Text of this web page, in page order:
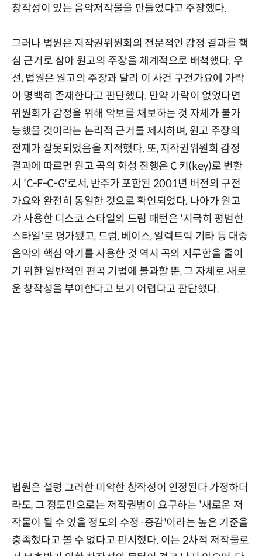
창작성이 있는 음악저작물을 만들었다고 주장했다.
그러나 법원은 저작권위원회의 전문적인 감정 결과를 핵
심 근거로 삼아 원고의 주장을 체계적으로 배척했다. 우
선, 법원은 원고의 주장과 달리 이 사건 구전가요에 가락
이 명백히 존재한다고 판단했다. 만약 가락이 없었다면
위원회가 감정을 위해 악보를 채보하는 것 자체가 불가
능했을 것이라는 논리적 근거를 제시하며, 원고 주장의
전제가 잘못되었음을 지적했다. 또, 저작권위원회 감정
결과에 따르면 원고 곡의 화성 진행은 C 키(key)로 변환
시 'C-F-C-G'로서, 반주가 포함된 2001년 버전의 구전
가요와 완전히 동일한 것으로 확인되었다. 나아가 원고
가 사용한 디스코 스타일의 드럼 패턴은 '지극히 평범한
스타일'로 평가됐고, 드럼, 베이스, 일렉트릭 기타 등 대중
음악의 핵심 악기를 사용한 것 역시 곡의 지루함을 줄이
기 위한 일반적인 편곡 기법에 불과할 뿐, 그 자체로 새로
운 창작성을 부여한다고 보기 어렵다고 판단했다.
법원은 설령 그러한 미약한 창작성이 인정된다 가정하더
라도, 그 정도만으로는 저작권법이 요구하는 '새로운 저
작물이 될 수 있을 정도의 수정·증감'이라는 높은 기준을
충족했다고 볼 수 없다고 판시했다. 이는 2차적 저작물로